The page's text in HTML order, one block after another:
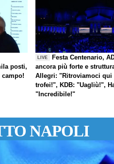
posti,
LIVE
Festa Centenario,
ancora più forte e
Allegri: "Ritroviamoci qui
trofei!", KDB: "Uagliù!",
"Incredibile!"
NAPOLI